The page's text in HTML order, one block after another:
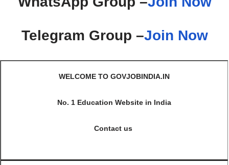
Telegram Group –Join Now
WELCOME TO GOVJOBINDIA.IN
No. 1 Education Website in India
Contact us